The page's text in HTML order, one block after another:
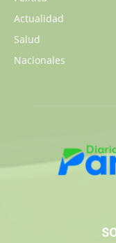
Actualidad
Salud
Nacionales